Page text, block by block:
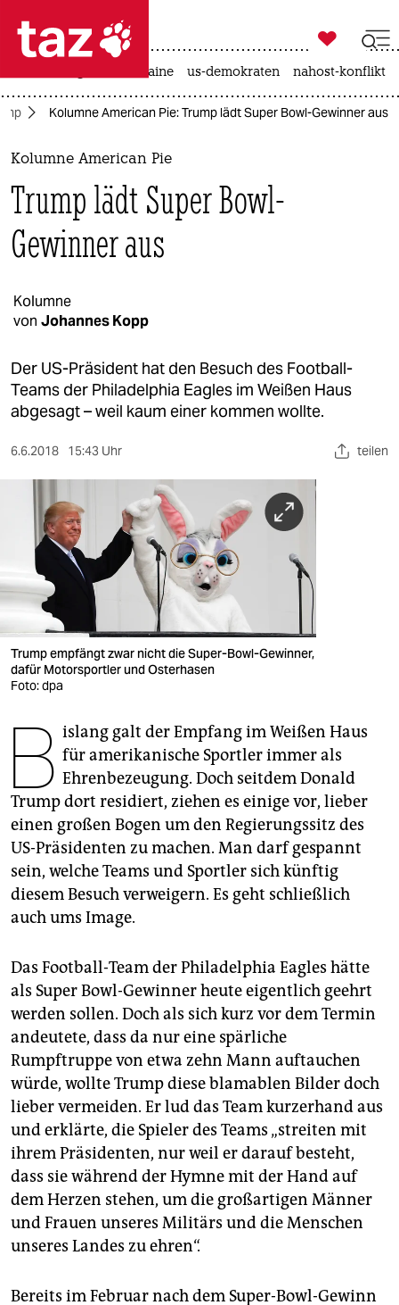
 taz zahl ich
taz zahl ich
themen
politik
öko
kultur
sport
berlin
nord
wahrheit
verlag
verlag
veranstaltungen
shop
fragen & hilfe
unterstützen
abo
genossenschaft
epaper login

taz zahl ich
krieg in der ukraine us-demokraten nahost-konflikt
Kolumne American Pie: Trump lädt Super Bowl-Gewinner aus
Kolumne American Pie
Trump lädt Super Bowl-
Gewinner aus
Kolumne
von Johannes Kopp
Der US-Präsident hat den Besuch des Football-
Teams der Philadelphia Eagles im Weißen Haus
abgesagt – weil kaum einer kommen wollte.
6.6.2018 15:43 Uhr teilen
Trump empfängt zwar nicht die Super-Bowl-Gewinner,
dafür Motorsportler und Osterhasen
Foto: dpa
B islang galt der Empfang im Weißen Haus
für amerikanische Sportler immer als
Ehrenbezeugung. Doch seitdem Donald
Trump dort residiert, ziehen es einige vor, lieber
einen großen Bogen um den Regierungssitz des
US-Präsidenten zu machen. Man darf gespannt
sein, welche Teams und Sportler sich künftig
diesem Besuch verweigern. Es geht schließlich
auch ums Image.
Das Football-Team der Philadelphia Eagles hätte
als Super Bowl-Gewinner heute eigentlich geehrt
werden sollen. Doch als sich kurz vor dem Termin
andeutete, dass da nur eine spärliche
Rumpftruppe von etwa zehn Mann auftauchen
würde, wollte Trump diese blamablen Bilder doch
lieber vermeiden. Er lud das Team kurzerhand aus
und erklärte, die Spieler des Teams „streiten mit
ihrem Präsidenten, nur weil er darauf besteht,
dass sie während der Hymne mit der Hand auf
dem Herzen stehen, um die großartigen Männer
und Frauen unseres Militärs und die Menschen
unseres Landes zu ehren“.
Bereits im Februar nach dem Super-Bowl-Gewinn